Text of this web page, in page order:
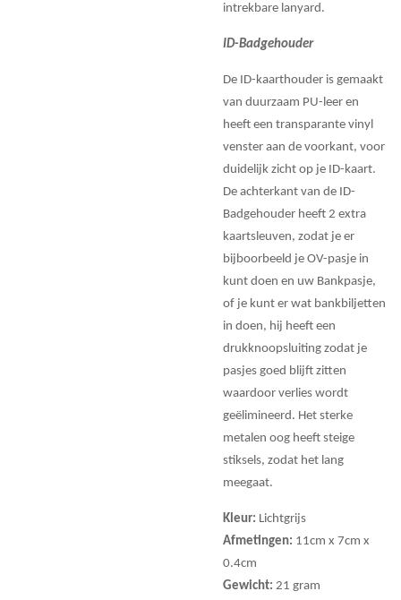
intrekbare lanyard.
ID-Badgehouder
De ID-kaarthouder is gemaakt
van duurzaam PU-leer en
heeft een transparante vinyl
venster aan de voorkant, voor
duidelijk zicht op je ID-kaart.
De achterkant van de ID-
Badgehouder heeft 2 extra
kaartsleuven, zodat je er
bijboorbeeld je OV-pasje in
kunt doen en uw Bankpasje,
of je kunt er wat bankbiljetten
in doen, hij heeft een
drukknoopsluiting zodat je
pasjes goed blijft zitten
waardoor verlies wordt
geëlimineerd. Het sterke
metalen oog heeft steige
stiksels, zodat het lang
meegaat.
Kleur: Lichtgrijs
Afmetingen: 11cm x 7cm x
0.4cm
Gewicht: 21 gram